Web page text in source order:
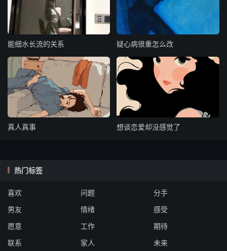
能细水长流的关系 疑心病很重怎么改
真人真事 想谈恋爱却没感觉了
热门标签
喜欢 问题
分手
男友
情绪
感受
愿意
工作
期待
联系
家人
未来